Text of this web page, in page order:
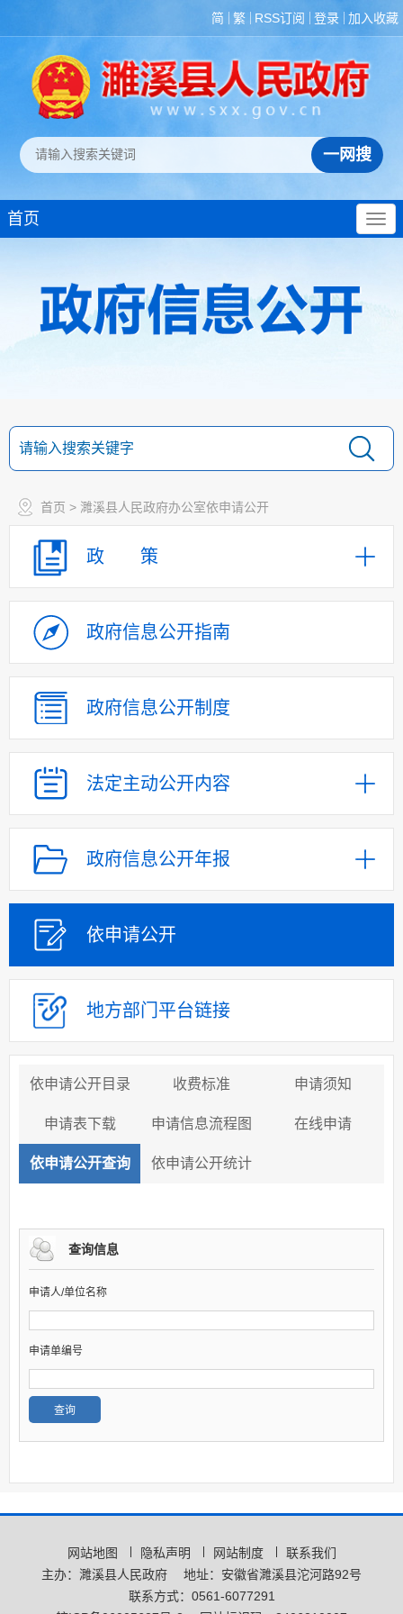
简 繁 RSS订阅 登录 加入收藏
首页
首页 > 濉溪县人民政府办公室依申请公开
政 策
政府信息公开指南
政府信息公开制度
法定主动公开内容
政府信息公开年报
依申请公开
地方部门 平台链接
依申请公开目录 收费标准 申请须知
申请表下载 申请信息流程图 在线申请
依申请公开查询 依申请公开统计
查询信息
申请人/单位名称
申请单编号
网站地图 隐私声明 网站制度
联系我们
主办：濉溪县人民政府
地址：安徽省濉溪县沱河路92号
联系方式：0561-6077291